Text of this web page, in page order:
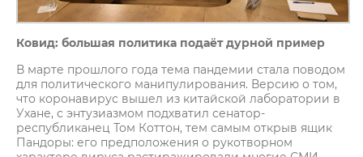
Ковид: большая политика подаёт дурной пример
В марте прошлого года тема пандемии стала поводом
для политического манипулирования. Версию о том,
что коронавирус вышел из китайской лаборатории в
Ухане, с энтузиазмом подхватил сенатор-
республиканец Том Коттон, тем самым открыв ящик
Пандоры: его предположения о рукотворном